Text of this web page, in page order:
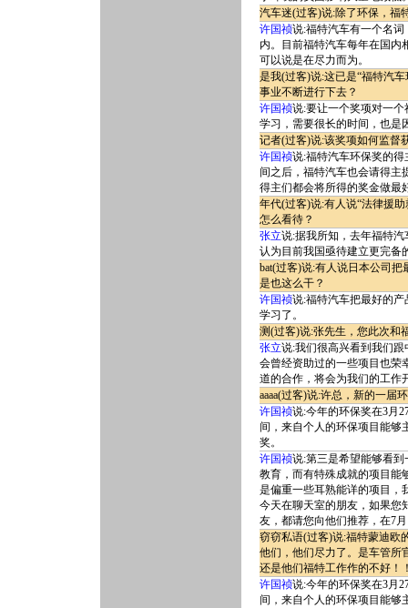
汽车迷(过客)说:除了环保，福
许国祯说:福特汽车有一个名
内。目前福特汽车每年在国内
可以说是在尽力而为。
是我(过客)说:这已是“福特汽
事业不断进行下去？
许国祯说:要让一个奖项对一
学习，需要很长的时间，也是
记者(过客)说:该奖项如何监督
许国祯说:福特汽车环保奖的
间之后，福特汽车也会请得主
得主们都会将所得的奖金做最
年代(过客)说:有人说“法律援
怎么看待？
张立说:据我所知，去年福特
认为目前我国亟待建立更完备
bat(过客)说:有人说日本公司
是也这么干？
许国祯说:福特汽车把最好的
学习了。
测(过客)说:张先生，您此次和
张立说:我们很高兴看到我们
会曾经资助过的一些项目也荣
道的合作，将会为我们的工作
aaaa(过客)说:许总，新的一届
许国祯说:今年的环保奖在3月
间，来自个人的环保项目能够
奖。
许国祯说:第三是希望能够看
教育，而有特殊成就的项目能
是偏重一些耳熟能详的项目，
今天在聊天室的朋友，如果您
友，都请您向他们推荐，在7
窃窃私语(过客)说:福特蒙迪欧
他们，他们尽力了。是车管所
还是他们福特工作作的不好！
许国祯说:今年的环保奖在3月
间，来自个人的环保项目能够